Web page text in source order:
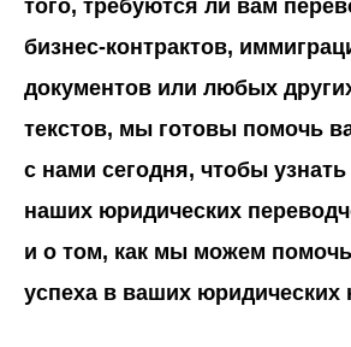
того, требуются ли вам
бизнес-контрактов,
документов или любых
текстов, мы готовы помочь
с нами сегодня, чтобы
наших юридических
и о том, как мы можем
успеха в ваших юридических